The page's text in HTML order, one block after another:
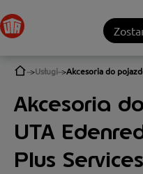
Usługi Akcesoria do
Akcesoria
UTA
Plus Services